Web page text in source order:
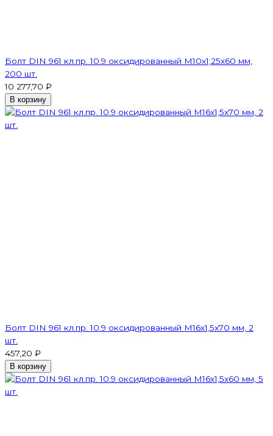
Болт DIN 961 кл.пр. 10.9 оксидированный М10х1,25х60 мм,
200 шт.
10 277,70 ₽
В корзину
Болт DIN 961 кл.пр. 10.9 оксидированный М16х1,5х70 мм, 2
шт.
457,20 ₽
В корзину